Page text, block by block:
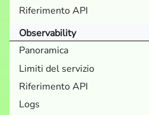
Riferimento API
Observability
Panoramica
Limiti del servizio
Riferimento API
Logs